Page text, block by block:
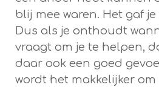
blij mee waren. Het gaf
Dus als je onthoudt
vraagt om je te helpen,
daar ook een goed
wordt het makkelijker om